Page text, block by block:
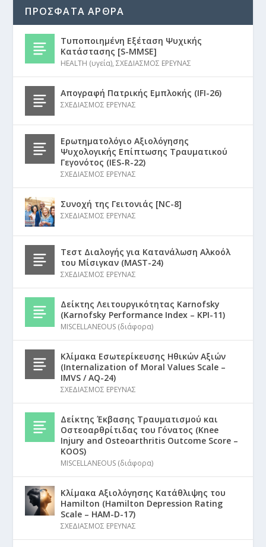
ΠΡΟΣΦΑΤΑ ΑΡΘΡΑ
Τυποποιημένη Εξέταση Ψυχικής
Κατάστασης [S-MMSE]
HEALTH (υγεία),ΣΧΕΔΙΑΣΜΟΣ ΕΡΕΥΝΑΣ
Απογραφή Πατρικής Εμπλοκής (IFI-26)
ΣΧΕΔΙΑΣΜΟΣ ΕΡΕΥΝΑΣ
Ερωτηματολόγιο Αξιολόγησης
Ψυχολογικής Επίπτωσης Τραυματικού
Γεγονότος (IES-R-22)
ΣΧΕΔΙΑΣΜΟΣ ΕΡΕΥΝΑΣ
Συνοχή της Γειτονιάς [NC-8]
ΣΧΕΔΙΑΣΜΟΣ ΕΡΕΥΝΑΣ
Τεστ Διαλογής για Κατανάλωση Αλκοόλ
του Μίσιγκαν (MAST-24)
ΣΧΕΔΙΑΣΜΟΣ ΕΡΕΥΝΑΣ
Δείκτης Λειτουργικότητας Karnofsky
(Karnofsky Performance Index – KPI-11)
MISCELLANEOUS (διάφορα)
Κλίμακα Εσωτερίκευσης Ηθικών Αξιών
(Internalization of Moral Values Scale –
IMVS / AQ-24)
ΣΧΕΔΙΑΣΜΟΣ ΕΡΕΥΝΑΣ
Δείκτης Έκβασης Τραυματισμού και
Οστεοαρθρίτιδας του Γόνατος (Knee
Injury and Osteoarthritis Outcome Score –
KOOS)
MISCELLANEOUS (διάφορα)
Κλίμακα Αξιολόγησης Κατάθλιψης του
Hamilton (Hamilton Depression Rating
Scale – HAM-D-17)
ΣΧΕΔΙΑΣΜΟΣ ΕΡΕΥΝΑΣ